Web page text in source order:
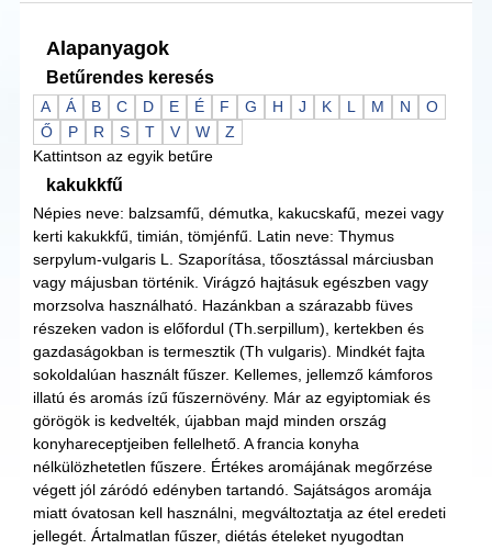
Alapanyagok
Betűrendes keresés
A Á B C D E É F G H J K L M N
O
Ő
P R S T V W
Z
Kattintson az egyik betűre
kakukkfű
Népies neve: balzsamfű, démutka, kakucskafű, mezei vagy
kerti kakukkfű, timián, tömjénfű. Latin neve: Thymus
serpylum-vulgaris L. Szaporítása, tőosztással márciusban
vagy májusban történik. Virágzó hajtásuk egészben vagy
morzsolva használható. Hazánkban a szárazabb füves
részeken vadon is előfordul (Th.serpillum), kertekben és
gazdaságokban is termesztik (Th vulgaris). Mindkét fajta
sokoldalúan használt fűszer. Kellemes, jellemző kámforos
illatú és aromás ízű fűszernövény. Már az egyiptomiak és
görögök is kedvelték, újabban majd minden ország
konyhareceptjeiben fellelhető. A francia konyha
nélkülözhetetlen fűszere. Értékes aromájának megőrzése
végett jól záródó edényben tartandó. Sajátságos aromája
miatt óvatosan kell használni, megváltoztatja az étel eredeti
jellegét. Ártalmatlan fűszer, diétás ételeket nyugodtan